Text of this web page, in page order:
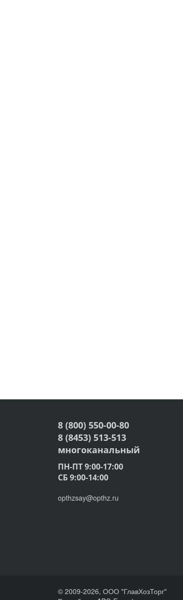
8 (800) 550-00-80
8 (8453) 513-513
многоканальный
ПН-ПТ 9:00-17:00
СБ 9:00-14:00
opthzsay@opthz.ru
© 2009-2026, ООО "ГлавХозТорг"